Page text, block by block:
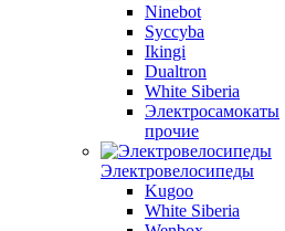
Ninebot
Syccyba
Ikingi
Dualtron
White Siberia
Электросамокаты
прочие
Электровелосипеды
Kugoo
White Siberia